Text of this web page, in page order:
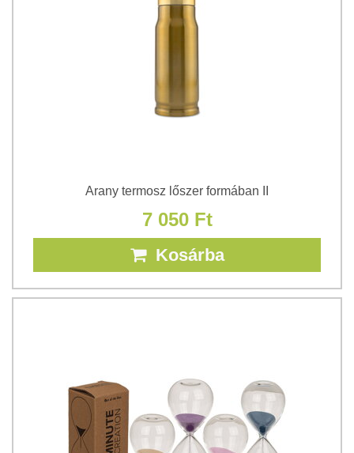
Arany termosz lőszer formában II
7 050 Ft
Kosárba